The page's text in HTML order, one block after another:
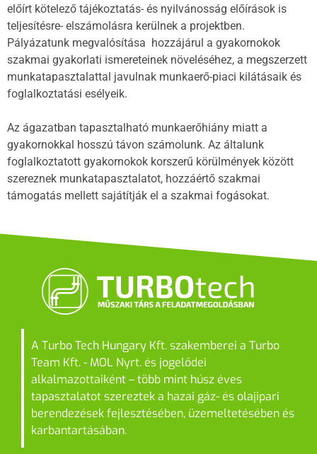
előírt kötelező tájékoztatás- és nyilvánosság előírások is
teljesítésre- elszámolásra kerülnek a projektben.
Pályázatunk megvalósítása hozzájárul a gyakornokok
szakmai gyakorlati ismereteinek növeléséhez, a megszerzett
munkatapasztalattal javulnak munkaerő-piaci kilátásaik és
foglalkoztatási esélyeik.
Az ágazatban tapasztalható munkaerőhiány miatt a
gyakornokkal hosszú távon számolunk. Az általunk
foglalkoztatott gyakornokok korszerű körülmények között
szereznek munkatapasztalatot, hozzáértő szakmai
támogatás mellett sajátítják el a szakmai fogásokat.
A Turbo Tech Hungary Kft. szakemberei a Turbo
Team Kft. - MOL Nyrt. és jogelődei
alkalmazottaiként – több mint húsz éves
tapasztalatot szereztek a hazai gáz- és olajipari
berendezések fejlesztésében, üzemeltetésében és
karbantartásában.